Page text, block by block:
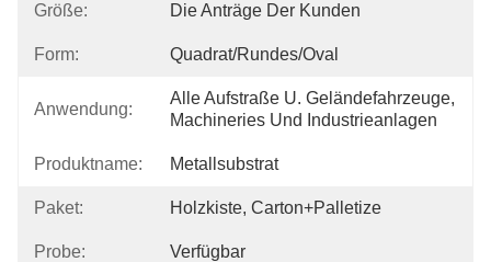
Größe: Die Anträge Der Kunden
Form: Quadrat/rundes/Oval
Anwendung:
Alle Aufstraße U. Geländefahrzeuge,
Machineries Und Industrieanlagen
Produktname: Metallsubstrat
Paket: Holzkiste, Carton+Palletize
Probe: Verfügbar